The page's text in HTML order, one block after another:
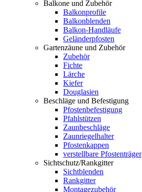
Balkone und Zubehör
Balkonprofile
Balkonblenden
Balkon-Handläufe
Geländerpfosten
Gartenzäune und Zubehör
Zubehör
Fichte
Lärche
Kiefer
Douglasien
Beschläge und Befestigung
Pfostenbefestigung
Pfahlstützen
Zaunbeschläge
Zaunriegelhalter
Pfostenkappen
verstellbare Pfostenträger
Sichtschutz/Rankgitter
Sichtblenden
Rankgitter
Montagezubehör